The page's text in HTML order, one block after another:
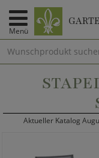
Menü
Aktueller Katalog